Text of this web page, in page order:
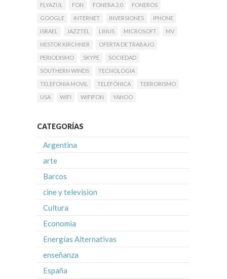
FLYAZUL
FON FONERA 2.0
FONEROS
GOOGLE
INTERNET INVERSIONES
IPHONE
ISRAEL
JAZZTEL LINUS MICROSOFT
MV
NESTOR KIRCHNER
OFERTA DE TRABAJO
PERIODISMO
SKYPE
SOCIEDAD
SOUTHERN WINDS
TECNOLOGIA
TELEFONIA MOVIL
TELEFÓNICA
TERRORISMO
USA
WIFI WIFIFON YAHOO
CATEGORÍAS
Argentina
arte
Barcos
cine y television
Cultura
Economia
Energías Alternativas
enseñanza
España